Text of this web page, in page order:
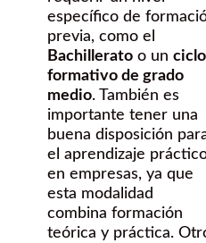
específico de
previa, como el
Bachillerato o un ciclo
formativo de grado
medio. También es
importante tener una
buena disposición
el aprendizaje
en empresas, ya que
esta modalidad
combina formación
teórica y práctica.